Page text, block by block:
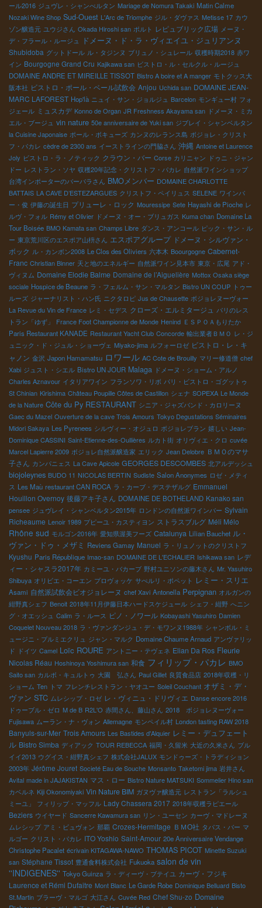
ール2016 ジュヴレ・シャンべルタン Mariage de Nomura Takaki Matin Calme
Nozaki Wine Shop Sud-Ouest L'Arc de Triomphe ジル・ダヴァス Metisse 17 カウ
ゾン醸造元 ユウジさん Okada Hiroshi san ポルト レピュブリック広場 メーヌ・
デ・フラール・ルージュ
ドメーヌ・ド・ラ・ヴィエイユ・ジュリアンヌ
Shubidoba グットドール ル・タジンヌ ブリュノ・シュレール 収穫時期2018 赤ワ
イン Bourgogne Grand Cru Kajikawa san ビストロ・ル・セルクル・ルージュ
DOMAINE ANDRE ET MIREILLE TISSOT Bistro A boire et A manger モトクッス大
阪本社 ビストロ・ポール・ベール試飲会 Anjou Uchida san DOMAINE JEAN-
MARC LAFOREST Hop'là ニュイ・サン・ジョルジュ Barcelon モンギュー村 フォ
ジェール ミュスカデ Konno de Organ JR Freshness Akayama san ドメーヌ・ミカ
エル・ブージュ vin nature 50e anniversaire de Yuki san ジブレイ・シャンベルタン
la Cuisine Japonaise ポール・ボキューズ カンヌのレランス島 ボジョレ・クリスト
フ・パカレ cèdre de 2300 ans イーストラインの門脇さん 沖縄 Antoine et Laurence
Joly ビストロ・ラ・ノティック クラウン・バー Corse カリニャン ドゥニ・ジャン
ドー レストラン・ソヤ 収穫20年記念・クリストフ・パカレ 自然派ワインショップ
台湾インポーターのバーバラさん BMOメンバー DOMAINE CHARLOTTE
BATTAIS LA CAVE D’ESTEZARGUES クリストフ・ペイリュス SELENE ワインバ
ー・俊 伊藤の誕生日 プリューレ・ロック Mouressipe Sete Hayashi de Pioche レ
ルヴ・フォル Rémy et Olivier ドメーヌ・オー・ブリュガス Kuma chan Domaine La
Tour Boisée BMO Kamata san Champs Libre ダンス・アンコール ピック・サン・ル
ー 東京荒川区のエスポア山枡さん エスポアグループ ドメーヌ・シルヴァン・
ボック ル・カンボン2008 Le Clos des Oliviers 六本木 Boourgogne Cabernet-
Franc Christian Binner 天と地のエネルギー 自然派ワイン見本市 東京・広尾 アド・
ヴィヌム Domaine Elodie Balme Domaine de l’Aiguelière Mottox Osaka siège
sociale Hospice de Beaune ラ・フェルム・サン・マルタン Bistro UN COUP トゥー
ルーズ ジャーナリスト・ハン氏 ニクタロピ Jus de Chausette ボジョレヌーヴォー
La Revue du Vin de France レミ・セデス クローズ・エルミタージュ パリのレス
トラン「ゆず」
France Foot Championne de Monde Henind ＥＳＰＯＡもりたか
Paris Restaurant KANADE Restaurant Yacht Club Concorde 輸出業者ＢＭＯ レ・ジ
ュニック・ド・ジュル・ショーヴェ Miyako-jima ルフォーロゼ ビストロ・レ・キ
ャノン 金沢 Japon Hamamatsu ロワール AC Cote de Brouilly マリー修道僧 chef
Xabi ジュスト・シエル Bistro UN JOUR Malaga ドメーヌ・ショーム・アルノ
Charles Aznavour イタリアワイン フランソワ・リボ パリ・ビストロ・ゴグットゥ
St Chinian Kirishima Château Poupille Côtes de Castillon シェナ SOPEXA Le Monde
de la Nature Côte du Py RESTAURANT シニア・ジャズバンド・カロリーヌ
Gaec du Mazel Ouverture de la cave Trois Amours Tokyo Degustations Séminaires
Midori Sakaya Les Pyrenees シルヴィー・オジュロ ボジョレブラン 嬉しい Jean-
Dominique CASSINI Saint-Etienne-des-Oullières ルカト街 オリヴィエ・クロ cuvée
Marcel Lapierre 2009 ボジョレ自然派醸造家 エリック Jean Delobre ＢＭＯのマサ
子さん カンパニェス La Cave Apicole GEORGES DESCOMBES 北アルデッシュ
biojoleynes BUDO 11 NICOLAS BERTIN Sudiste Salon Anonymes ロゼ・メティ
ス Les Maù restaurant CAN ROCA ラ・カーブ・デステザルグ Emmanuel
Houillon Overnoy 後藤アキ子さん DOMAINE DE BOTHELAND Kanako san
pensee ジュヴレイ・シャンベルタン2015年 ロンドンの自然派ワインバー Sylvain
Richeaume Lenoir 1989 プピーユ・カスティヨン ストラスブルグ Méli Mélo
Rhône sud モルゴン2016年 愛知県渥美フーズ Catalunya Lilian Bauchet ル・
ヴァン・ドゥ・メザミ Reviens Gamay Manuel ラ・リュノットのクリストフ
Kyushu Paris République Imao-san DOMAINE DE L'ECHALIER Ishikawa san レデ
ィー・シャスラ2017年 カミーユ・バカーブ 野村ユニソンの藤木さん Mr. Yasuhiro
Shibuya オリビエ・コーエン プロヴォッケ サぺルリ・ポペット レミー・スリエ
Asami 自然派試飲会ビオジョレーヌ chef Xavi Antonella Perpignan オルガンの
紺野真シェフ Benoit 2018年11月伊藤日本ハードスケジュール シェフ・紺野 へニン
グ・オエッシュ Calim ラ・ルース ピノ・ノワール Kobayashi Yasuhiro Damien
Coquelet Nouveau 2018 ラ・ヴァンダンジュ・デ・モワンヌ1988年 シャンボル・ミ
ュージニ・プルミエクリュ ジャン・マルク Domaine Chaume Arnaud アンヴァリッ
ド ドイツ Camel Loïc ROURE アントニー・テヴェネ Elian Da Ros Fleurie
Nicolas Réau Hoshinoya Yoshimura san 和食 フィリップ・パカレ BMO
Saito san カルボ・キュルトゥ 大園 弘さん Paul Gillet 良質食品店 2018年収穫・リ
ショーム Ten トマ フレンチレストラン・ヤオユー Soleil Couchant オザミ・デ・
ヴァン STC ムレシップ・ロゼ レ・ヴィニュ・ドリヴィエ Danse encore 2016
ドゥーブル・ゼロ M de B R2L'O 赤間さん、藤山さん 2018 ボジョレヌーヴォー
Fujisawa ムーラン・ナ・ヴォン Allemagne モンペイル村 London tasting RAW 2018
Banyuls-sur-Mer Trois Amours Les Bastides d'Alquier レミー・デュフェート
ル Bistro Simba ディアック TOUR REBECCA 福岡・久留米 大近の久米さん ブル
イイ2013 ウグイス・紺野真シェフ 株式会社JALUX モンドゥーズ・トラディション
2003年 Jérôme Jouret Societé Eau de Souche Monsanto Taketomi jima 岩井さん
Avital made in JAJAKISTAN マス・ロー Bistro Nature MATSUKI Sommelier Hino san
カベルネ Kiji Okonomiyaki Vin Nature BIM ガヌヴァ醸造元 レストラン「ラルシュ
ミーユ」
フィリップ・マッフル Lady Chassera 2017 2018年収穫ラピエール
Beziers ウイヤード Sancerre Kawamura san リン・ユーセン カーヴ・マドレーヌ
ムレシップ アミ・ビュヴォン 那覇 Crozes-Hermitage ＢＭО社 タパス・バー マ
ルゴー クリスト・パカレ ITO Yoshio Saint-Amour 20e Anniversaire Vendange
Christophe Pacalet écrivain KITAGAWA-NAWO THOMAS PICOT Minette Suzuki
san Stéphane Tissot 豊通食料株式会社 Fukuoka salon de vin
''INDIGENES'' Tokyo Guinza ラ・ディーヴ・ブテイユ カーヴ・フジキ
Laurence et Rémi Dufaitre Mont Blanc Le Garde Robe Dominique Belluard Bisto
St.Martin ブラーヴ・マルゴ 大江さん Cuvée Red Chef Shu-zo Domaine